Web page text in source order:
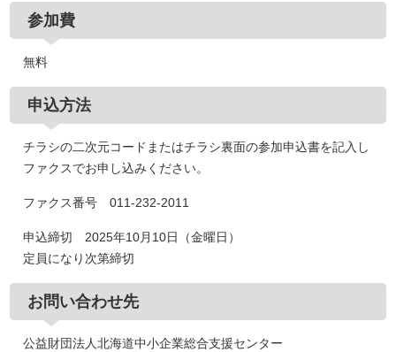
参加費
無料
申込方法
チラシの二次元コードまたはチラシ裏面の参加申込書を記入し
ファクスでお申し込みください。
ファクス番号 011-232-2011
申込締切 2025年10月10日（金曜日）
定員になり次第締切
お問い合わせ先
公益財団法人北海道中小企業総合支援センター